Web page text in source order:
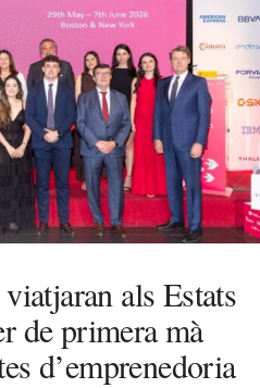
als Estats
de primera mà
d’emprenedoria